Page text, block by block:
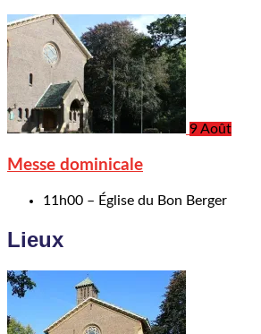
9 Août
Messe dominicale
11h00 – Église du Bon Berger
Lieux